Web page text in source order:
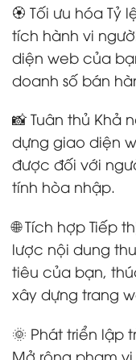
🏵️ Tối ưu hóa Tỷ
tích hành vi
diện web của
doanh số bán
📸 Tuân thủ Khả
dựng giao diện
được đối với
tính hòa nhập.
🌐 Tích hợp Tiếp
lược nội dung
tiêu của bạn,
xây dựng trang
🌞 Phát triển lập
Mở rộng phạm